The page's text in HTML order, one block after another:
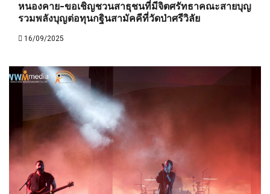
หนองคาย-ขอเชิญชวนสาธุชนที่มีจิตศรัทธาคณะสายบุญ
รวมพลังบุญต่อทุนกฐินสามัคคีที่วัดป่าศรีวิลัย
16/09/2025